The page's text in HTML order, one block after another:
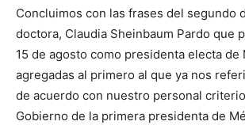
Concluimos con las frases del segundo
doctora, Claudia Sheinbaum Pardo que
15 de agosto como presidenta electa de
agregadas al primero al que ya nos
de acuerdo con nuestro personal
Gobierno de la primera presidenta de